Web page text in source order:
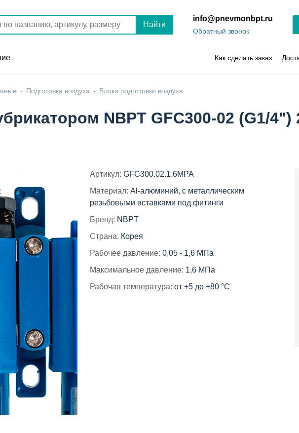
Найти
info@pnevmonbpt.ru
Обратный звонок
Как сделать заказ
Подготовка воздуха Блоки подготовки воздуха
NBPT GFC300-02 (G1/4")
Артикул: GFC300.02.1.6MPA
Материал: Al-алюминий, с металлическим
резьбовыми вставками под фитинги
Бренд: NBPT
Страна: Корея
Рабочее давление: 0,05 - 1,6 МПа
Максимальное давление: 1,6 МПа
Рабочая температура: от +5 до +80 °C